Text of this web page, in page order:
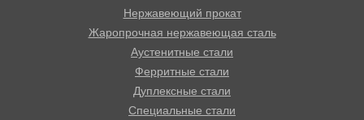
Нержавеющий прокат
Жаропрочная нержавеющая сталь
Аустенитные стали
Ферритные стали
Дуплексные стали
Специальные стали